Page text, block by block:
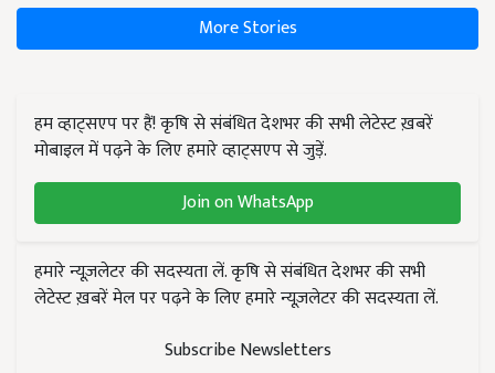
More Stories
हम व्हाट्सएप पर हैं! कृषि से संबंधित देशभर की सभी लेटेस्ट ख़बरें
मोबाइल में पढ़ने के लिए हमारे व्हाट्सएप से जुड़ें.
Join on WhatsApp
हमारे न्यूज़लेटर की सदस्यता लें. कृषि से संबंधित देशभर की सभी
लेटेस्ट ख़बरें मेल पर पढ़ने के लिए हमारे न्यूज़लेटर की सदस्यता लें.
Subscribe Newsletters